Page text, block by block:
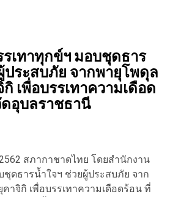
เทาทุกข์ฯ มอบชุดธาร
ประสบภัย จากพายุโพดุล
เพื่อบรรเทาความเดือด
อุบลราชธานี
สภากาชาดไทย โดยสำนักงาน
ดธารน้ำใจฯ ช่วยผู้ประสบภัย จาก
าจิกิ เพื่อบรรเทาความเดือดร้อน ที่